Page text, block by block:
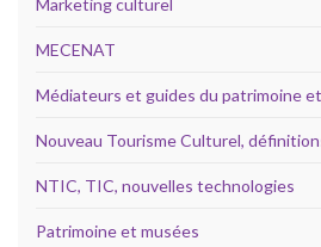
MECENAT
Médiateurs et guides du patrimoine
Nouveau Tourisme Culturel,
NTIC, TIC, nouvelles technologies
Patrimoine et musées